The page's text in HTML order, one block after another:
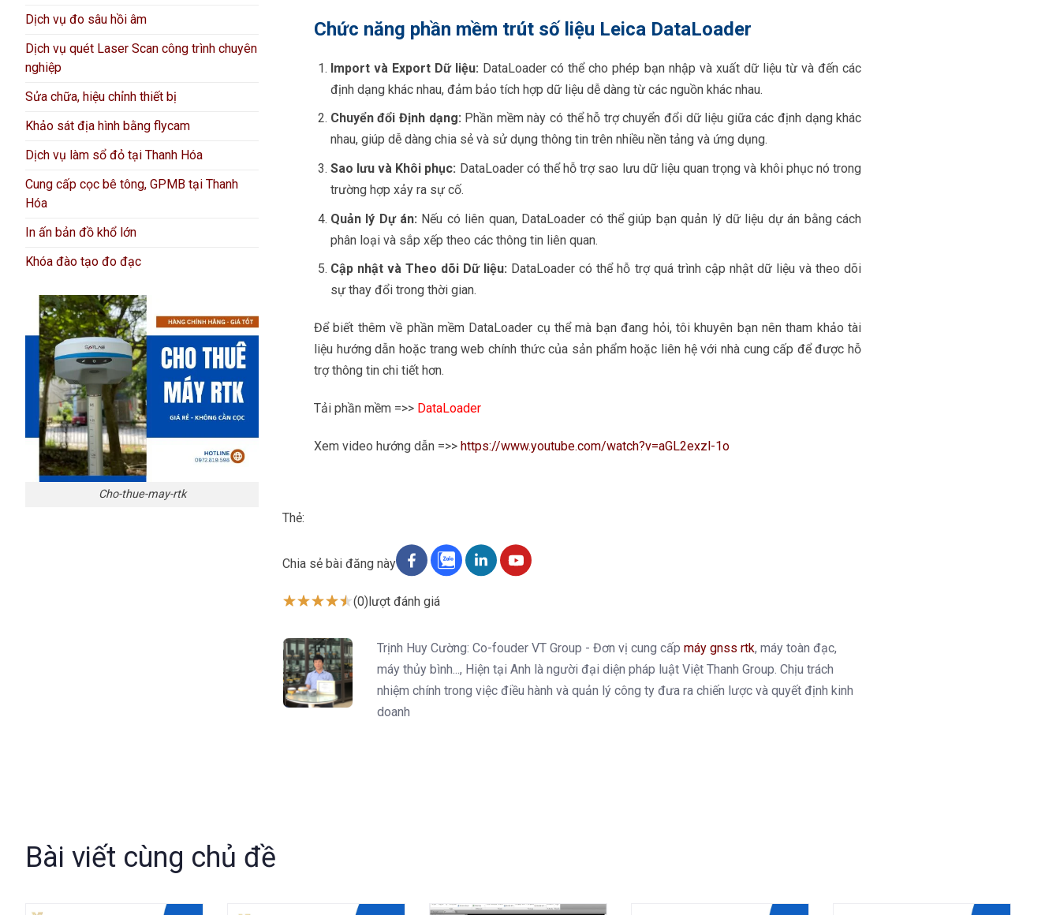
Dịch vụ đo sâu hồi âm
Dịch vụ quét Laser Scan công trình chuyên
nghiệp
Sửa chữa, hiệu chỉnh thiết bị
Khảo sát địa hình bằng flycam
Dịch vụ làm sổ đỏ tại Thanh Hóa
Cung cấp cọc bê tông, GPMB tại Thanh
Hóa
In ấn bản đồ khổ lớn
Khóa đào tạo đo đạc
Cho-thue-may-rtk
Chức năng phần mềm trút số liệu Leica DataLoader
Import và Export Dữ liệu: DataLoader có thể cho phép bạn nhập và xuất dữ liệu từ và đến các
định dạng khác nhau, đảm bảo tích hợp dữ liệu dễ dàng từ các nguồn khác nhau.
Chuyển đổi Định dạng: Phần mềm này có thể hỗ trợ chuyển đổi dữ liệu giữa các định dạng khác
nhau, giúp dễ dàng chia sẻ và sử dụng thông tin trên nhiều nền tảng và ứng dụng.
Sao lưu và Khôi phục: DataLoader có thể hỗ trợ sao lưu dữ liệu quan trọng và khôi phục nó trong
trường hợp xảy ra sự cố.
Quản lý Dự án: Nếu có liên quan, DataLoader có thể giúp bạn quản lý dữ liệu dự án bằng cách
phân loại và sắp xếp theo các thông tin liên quan.
Cập nhật và Theo dõi Dữ liệu: DataLoader có thể hỗ trợ quá trình cập nhật dữ liệu và theo dõi
sự thay đổi trong thời gian.
Để biết thêm về phần mềm DataLoader cụ thể mà bạn đang hỏi, tôi khuyên bạn nên tham khảo tài
liệu hướng dẫn hoặc trang web chính thức của sản phẩm hoặc liên hệ với nhà cung cấp để được hỗ
trợ thông tin chi tiết hơn.
Tải phần mềm =>> DataLoader
Xem video hướng dẫn =>> https://www.youtube.com/watch?v=aGL2exzl-1o
Thẻ:
Chia sẻ bài đăng này
(0) lượt đánh giá
Trịnh Huy Cường: Co-fouder VT Group - Đơn vị cung cấp máy gnss rtk, máy toàn đạc,
máy thủy bình..., Hiện tại Anh là người đại diện pháp luật Việt Thanh Group. Chịu trách
nhiệm chính trong việc điều hành và quản lý công ty đưa ra chiến lược và quyết định kinh
doanh
Bài viết cùng chủ đề